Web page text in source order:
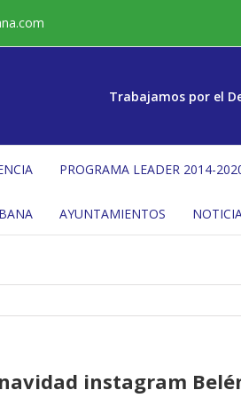
Trabajamos por el
PROGRAMA LEADER 2014-
AYUNTAMIENTOS
instagram